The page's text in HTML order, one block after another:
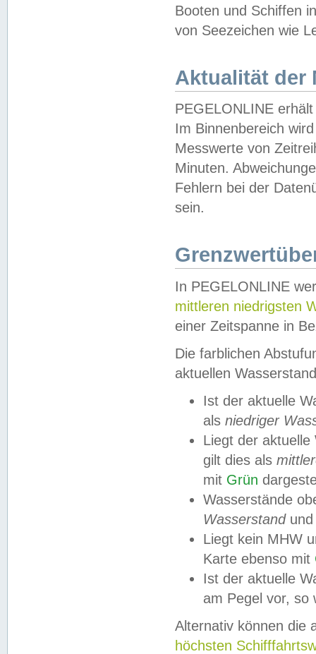
Booten und Schiffen
von Seezeichen wie
Aktualität der
PEGELONLINE
Im Binnenbereich
Messwerte von
Minuten.
Fehlern bei der
sein.
In PEGELONLINE
mittleren niedrigsten
einer Zeitspanne in
Die farblichen
aktuellen
Ist der aktuelle
als niedriger
Liegt der
gilt dies als
mit Grün
Wasserstände
Wasserstandund
Liegt kein MHW
Karte ebenso mit
Ist der aktuelle
am Pegel vor,
Alternativ können die
höchsten